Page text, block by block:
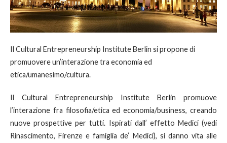
Il Cultural Entrepreneurship Institute Berlin si propone di
promuovere un’interazione tra economia ed
etica/umanesimo/cultura.
Il Cultural Entrepreneurship Institute Berlin promuove
l’interazione fra filosofia/etica ed economia/business, creando
nuove prospettive per tutti. Ispirati dall’ effetto Medici (vedi
Rinascimento, Firenze e famiglia de’ Medici), si danno vita alle